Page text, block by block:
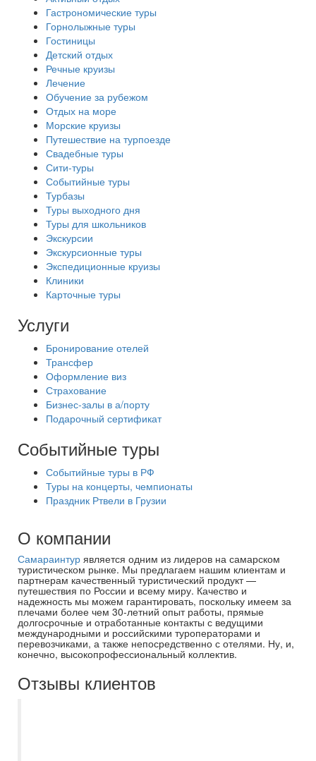
Гастрономические туры
Горнолыжные туры
Гостиницы
Детский отдых
Речные круизы
Лечение
Обучение за рубежом
Отдых на море
Морские круизы
Путешествие на турпоезде
Свадебные туры
Сити-туры
Событийные туры
Турбазы
Туры выходного дня
Туры для школьников
Экскурсии
Экскурсионные туры
Экспедиционные круизы
Клиники
Карточные туры
Услуги
Бронирование отелей
Трансфер
Оформление виз
Страхование
Бизнес-залы в а/порту
Подарочный сертификат
Событийные туры
Событийные туры в РФ
Туры на концерты, чемпионаты
Праздник Ртвели в Грузии
О компании
Самараинтур является одним из лидеров на самарском
туристическом рынке. Мы предлагаем нашим клиентам и
партнерам качественный туристический продукт —
путешествия по России и всему миру. Качество и
надежность мы можем гарантировать, поскольку имеем за
плечами более чем 30-летний опыт работы, прямые
долгосрочные и отработанные контакты с ведущими
международными и российскими туроператорами и
перевозчиками, а также непосредственно с отелями. Ну, и,
конечно, высокопрофессиональный коллектив.
Отзывы клиентов